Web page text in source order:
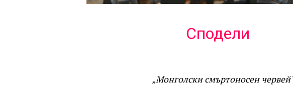
Сподели
„Монголски смъртоносен